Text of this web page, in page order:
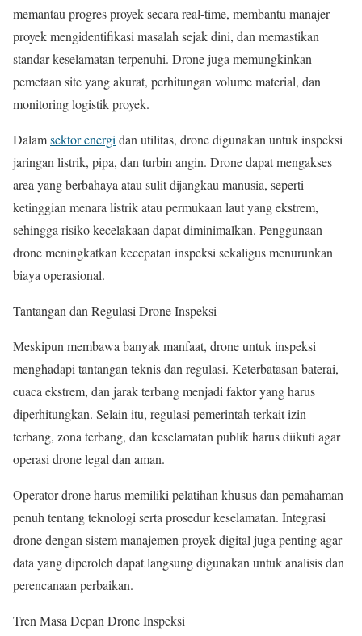
memantau progres proyek secara real-time, membantu manajer
proyek mengidentifikasi masalah sejak dini, dan memastikan
standar keselamatan terpenuhi. Drone juga memungkinkan
pemetaan site yang akurat, perhitungan volume material, dan
monitoring logistik proyek.
Dalamsektor energi dan utilitas, drone digunakan untuk inspeksi
jaringan listrik, pipa, dan turbin angin. Drone dapat mengakses
area yang berbahaya atau sulit dijangkau manusia, seperti
ketinggian menara listrik atau permukaan laut yang ekstrem,
sehingga risiko kecelakaan dapat diminimalkan. Penggunaan
drone meningkatkan kecepatan inspeksi sekaligus menurunkan
biaya operasional.
Tantangan dan Regulasi Drone Inspeksi
Meskipun membawa banyak manfaat, drone untuk inspeksi
menghadapi tantangan teknis dan regulasi. Keterbatasan baterai,
cuaca ekstrem, dan jarak terbang menjadi faktor yang harus
diperhitungkan. Selain itu, regulasi pemerintah terkait izin
terbang, zona terbang, dan keselamatan publik harus diikuti agar
operasi drone legal dan aman.
Operator drone harus memiliki pelatihan khusus dan pemahaman
penuh tentang teknologi serta prosedur keselamatan. Integrasi
drone dengan sistem manajemen proyek digital juga penting agar
data yang diperoleh dapat langsung digunakan untuk analisis dan
perencanaan perbaikan.
Tren Masa Depan Drone Inspeksi